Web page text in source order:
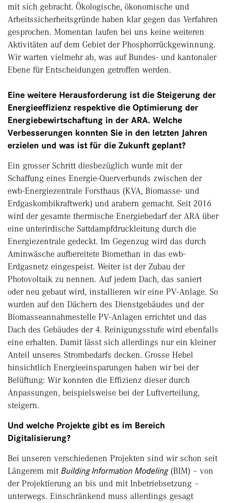
mit sich gebracht. Ökologische, ökonomische und
Arbeitssicherheitsgründe haben klar gegen das Verfahren
gesprochen. Momentan laufen bei uns keine weiteren
Aktivitäten auf dem Gebiet der Phosphorrückgewinnung.
Wir warten vielmehr ab, was auf Bundes- und kantonaler
Ebene für Entscheidungen getroffen werden.
Eine weitere Herausforderung ist die Steigerung der
Energie­effizienz respektive die Optimierung der
Energiebewirtschaftung in der ARA. Welche
Verbesserungen konnten Sie in den letzten Jahren
erzielen und was ist für die Zukunft geplant?
Ein grosser Schritt diesbezüglich wurde mit der
Schaffung eines Energie-Querverbunds zwischen der
ewb-Energiezentrale Forsthaus (KVA, Biomasse- und
Erdgaskombikraftwerk) und arabern gemacht. Seit 2016
wird der gesamte thermische Energiebedarf der ARA über
eine unterirdische Sattdampfdruckleitung durch die
Energiezentrale gedeckt. Im Gegenzug wird das durch
Aminwäsche aufbereitete Biomethan in das ewb-
Erdgasnetz eingespeist. Weiter ist der Zubau der
Photovoltaik zu nennen. Auf jedem Dach, das saniert
oder neu gebaut wird, installieren wir eine PV-Anlage. So
wurden auf den Dächern des Dienstgebäudes und der
Biomasseannahmestelle PV-Anlagen errichtet und das
Dach des Gebäudes der 4. Reinigungsstufe wird ebenfalls
eine erhalten. Damit lässt sich allerdings nur ein kleiner
Anteil unseres Strombedarfs decken. Grosse Hebel
hinsichtlich Energieeinsparungen haben wir bei der
Belüftung: Wir konnten die Effizienz dieser durch
Anpassungen, beispielsweise bei der Luftverteilung,
steigern.
Und welche Projekte gibt es im Bereich
Digitalisierung?
Bei unseren verschiedenen Projekten sind wir schon seit
Längerem mit Building Information Modeling(BIM) – von
der Projektierung an bis und mit Inbetriebsetzung –
unterwegs. Einschränkend muss allerdings gesagt